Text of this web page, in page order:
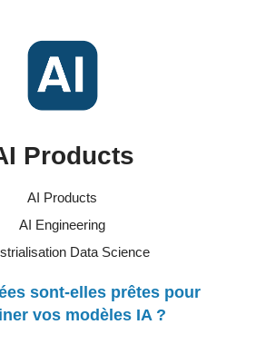
Products
AI Products
AI Engineering
Data Science
sont-elles prêtes pour
vos modèles IA ?